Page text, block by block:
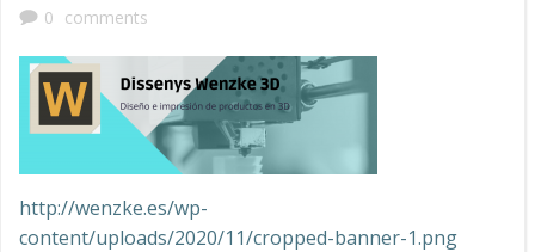
0 comments
http://wenzke.es/wp-
content/uploads/2020/11/cropped-banner-1.png